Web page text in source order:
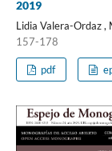
2019
Lidia Valera-Ordaz ,
157-178
pdf